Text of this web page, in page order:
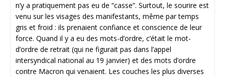
n’y a pratiquement pas eu de “casse”. Surtout, le sourire est
venu sur les visages des manifestants, même par temps
gris et froid : ils prenaient confiance et conscience de leur
force. Quand il y a eu des mots-d’ordre, c’était le mot-
d’ordre de retrait (qui ne figurait pas dans l’appel
intersyndical national au 19 janvier) et des mots d’ordre
contre Macron qui venaient. Les couches les plus diverses